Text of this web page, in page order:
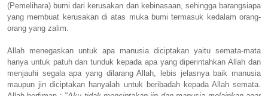
(Pemelihara) bumi dari kerusakan dan kebinasaan, sehingga barangsiapa
yang membuat kerusakan di atas muka bumi termasuk kedalam orang-
orang yang zalim.
Allah menegaskan untuk apa manusia diciptakan yaitu semata-mata
hanya untuk patuh dan tunduk kepada apa yang diperintahkan Allah dan
menjauhi segala apa yang dilarang Allah, lebis jelasnya baik manusia
maupun jin diciptakan hanyalah untuk beribadah kepada Allah semata.